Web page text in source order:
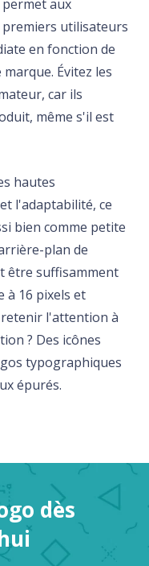
aux
premiers utilisateurs
en fonction de
Évitez les
car ils
même s'il est
hautes
l'adaptabilité, ce
bien comme petite
plan de
être suffisamment
à 16 pixels et
l'attention à
? Des icônes
typographiques
épurés.
dès